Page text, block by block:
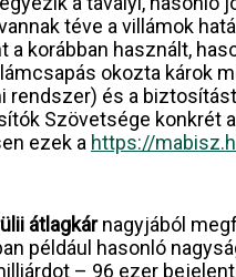
téve a villámok
a korábban használt,
okozta károk
és a
Szövetsége
ezek a https://
átlagkárnagyjából
például hasonló
– 96 ezer